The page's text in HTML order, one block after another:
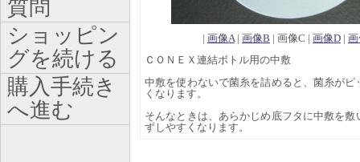
| 画像A| 画像B | 画像C | 画像D |
ＣＯＮＥＸ連結ボトル用の中敷
中敷を使わないで菌糸を詰めると、菌糸が
くなります。
そんなときは、あらかじめ底フタに中敷を
ずしやすくなります。
質問
ショッピン
グを続ける
購入手続き
へ進む